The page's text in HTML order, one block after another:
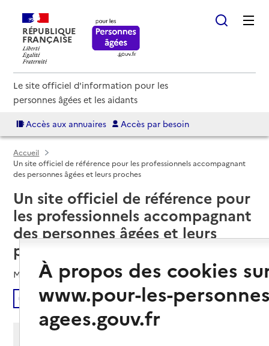
RÉPUBLIQUE
FRANÇAISE
Le site officiel d'information pour les
personnes âgées et les aidants
Accès aux annuaires Accès par besoin
Accueil
Un site officiel de référence pour les professionnels accompagnant
des personnes âgées et leurs proches
Un site officiel de référence pour
les professionnels accompagnant
des personnes âgées et leurs
proches
Mis à jour le04/09/2025
Écouter
À propos des cookies
www.pour-les-
agees.gouv.fr